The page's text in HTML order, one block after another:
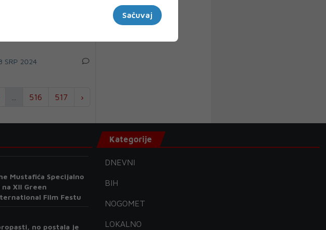
SRP 2024
516 517 ›
Sačuvaj
Mustafića Specijalno
XII Green
Film Festu
no postala je
Kategorije
DNEVNI
BIH
NOGOMET
LOKALNO